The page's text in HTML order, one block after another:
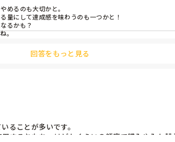
めるのも大切かと。
量にして達成感を味わうのも一つかと！
るかも？
。
回答をもっと見る
ることが多いです。
するおもちゃはどれくらいの頻度で購入や入れ替